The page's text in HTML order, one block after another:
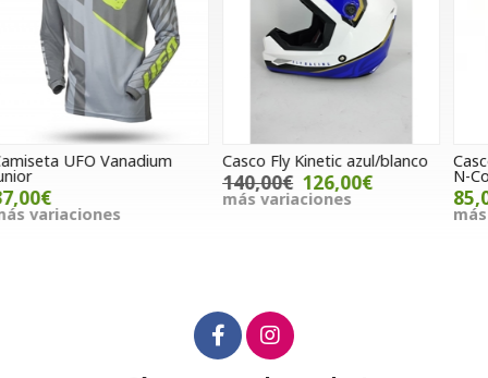
Casco Fly Kinetic azul/blanco
140,00€
más variaciones
Casco jet Nolan N42 Classic
N-Com plata
85,00€